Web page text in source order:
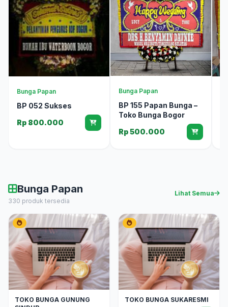
Bunga Papan
BP 052 Sukses
Rp 800.000
Bunga Papan
BP 155 Papan Bunga –
Toko Bunga Bogor
Rp 500.000
Bunga Papan
330 produk tersedia
Lihat Semua
TOKO BUNGA GUNUNG
TOKO BUNGA SUKARESMI